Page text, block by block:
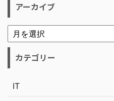
アーカイブ
カテゴリー
IT